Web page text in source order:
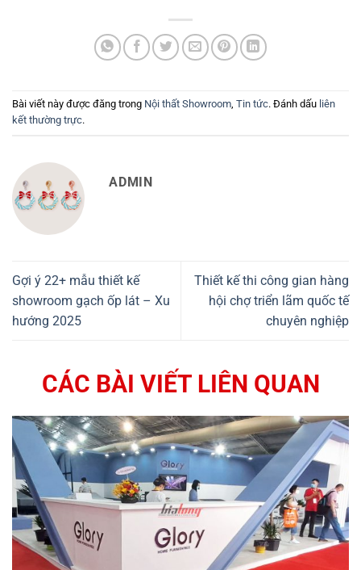
Bài viết này được đăng trong Nội thất Showroom, Tin tức. Đánh dấu liên
kết thường trực.
ADMIN
Gợi ý 22+ mẫu thiết kế
showroom gạch ốp lát – Xu
hướng 2025
Thiết kế thi công gian hàng
hội chợ triển lãm quốc tế
chuyên nghiệp
CÁC BÀI VIẾT LIÊN QUAN